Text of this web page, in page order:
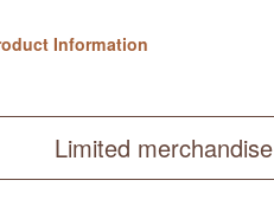
Information
Limited merchandise